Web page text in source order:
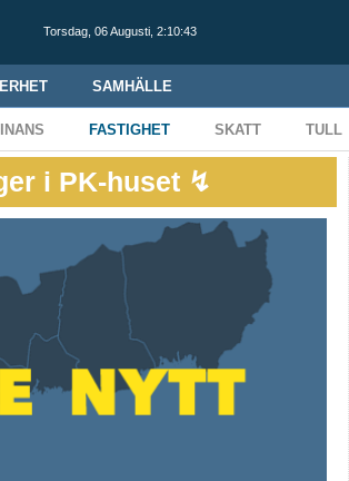
Torsdag, 06 Augusti, 2:10:44
SAMHÄLLE
FASTIGHET SKATT TULL
i PK-huset ↯